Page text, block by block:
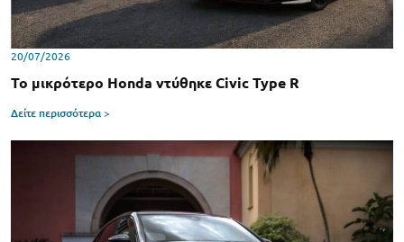
20/07/2026
Το μικρότερο Honda ντύθηκε Civic Type R
Δείτε περισσότερα >